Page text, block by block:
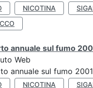
NICOTINA
annuale sul fumo
Web
annuale sul fumo 2001
NICOTINA